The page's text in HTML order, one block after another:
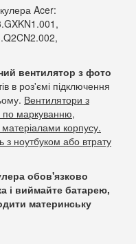
Acer:
вентилятор з фото
в роз'ємі підключення
Вентилятори з
по маркуванню,
матеріалами корпусу.
з ноутбуком або втрату
обов'язково
і виймайте батарею,
материнську